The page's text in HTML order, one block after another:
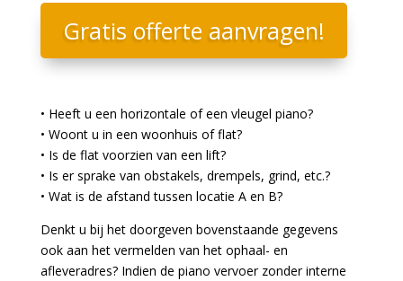
Gratis offerte aanvragen!
• Heeft u een horizontale of een vleugel piano?
• Woont u in een woonhuis of flat?
• Is de flat voorzien van een lift?
• Is er sprake van obstakels, drempels, grind, etc.?
• Wat is de afstand tussen locatie A en B?
Denkt u bij het doorgeven bovenstaande gegevens
ook aan het vermelden van het ophaal- en
afleveradres? Indien de piano vervoer zonder interne